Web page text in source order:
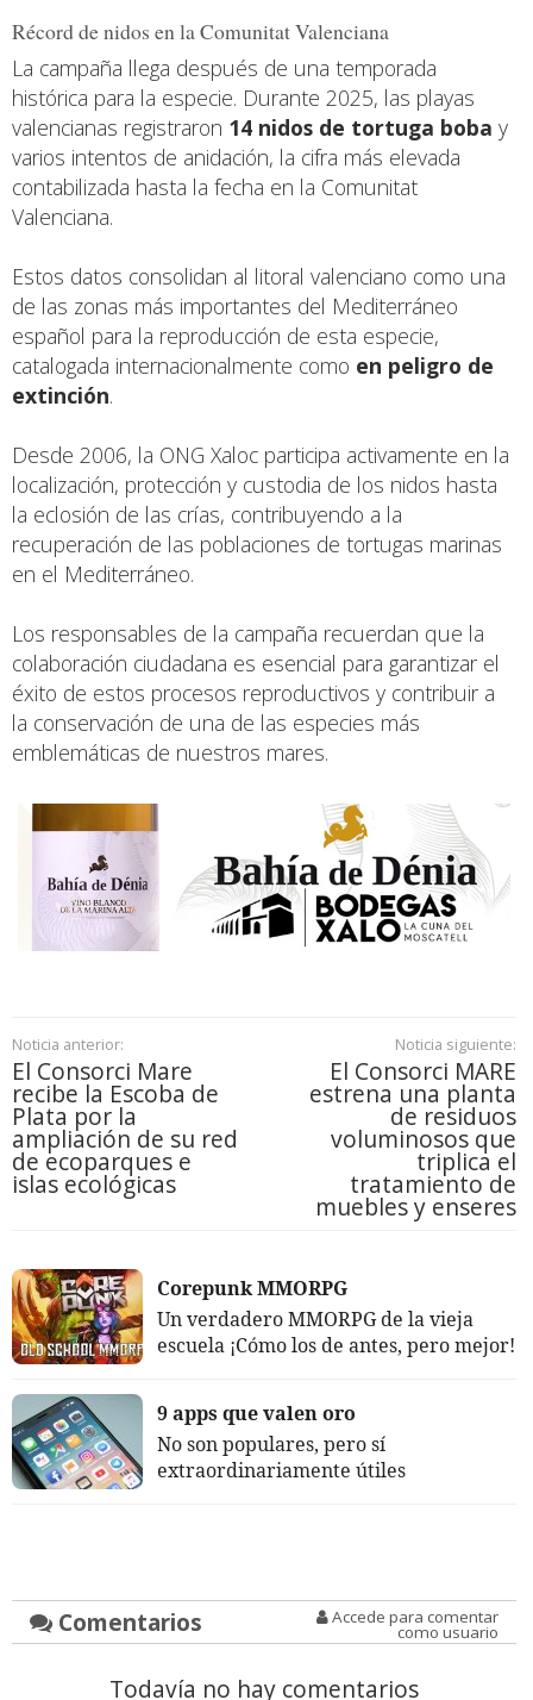
Récord de nidos en la Comunitat Valenciana
La campaña llega después de una temporada
histórica para la especie. Durante 2025, las playas
valencianas registraron 14 nidos de tortuga boba y
varios intentos de anidación, la cifra más elevada
contabilizada hasta la fecha en la Comunitat
Valenciana.
Estos datos consolidan al litoral valenciano como una
de las zonas más importantes del Mediterráneo
español para la reproducción de esta especie,
catalogada internacionalmente como en peligro de
extinción.
Desde 2006, la ONG Xaloc participa activamente en la
localización, protección y custodia de los nidos hasta
la eclosión de las crías, contribuyendo a la
recuperación de las poblaciones de tortugas marinas
en el Mediterráneo.
Los responsables de la campaña recuerdan que la
colaboración ciudadana es esencial para garantizar el
éxito de estos procesos reproductivos y contribuir a
la conservación de una de las especies más
emblemáticas de nuestros mares.
Noticia anterior:
El Consorci Mare
recibe la Escoba de
Plata por la
ampliación de su red
de ecoparques e
islas ecológicas
Noticia siguiente:
El Consorci MARE
estrena una planta
de residuos
voluminosos que
triplica el
tratamiento de
muebles y enseres
Corepunk MMORPG
Un verdadero MMORPG de la vieja
escuela ¡Cómo los de antes, pero mejor!
9 apps que valen oro
No son populares, pero sí
extraordinariamente útiles
Comentarios Accede para comentar
como usuario
Todavía no hay comentarios